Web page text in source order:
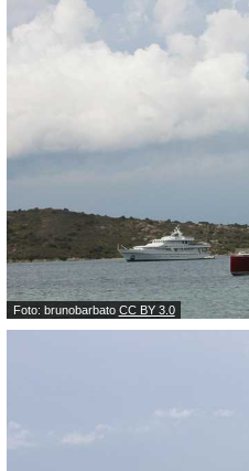
Foto: brunobarbato CC BY 3.0